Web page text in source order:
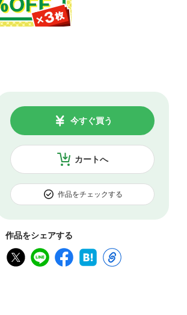
カートへ
今すぐ買う
作品をチェックする
作品をシェアする